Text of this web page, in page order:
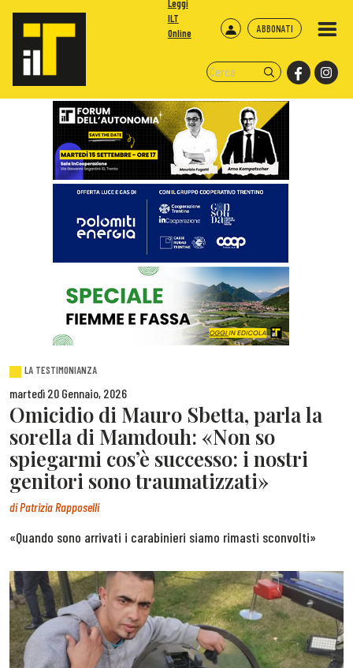
ABBONATI
Leggi
ILT
Online
LA TESTIMONIANZA
martedì 20 Gennaio, 2026
Omicidio di Mauro Sbetta, parla la
sorella di Mamdouh: «Non so
spiegarmi cos’è successo: i nostri
genitori sono traumatizzati»
diPatrizia Rapposelli
«Quando sono arrivati i carabinieri siamo rimasti sconvolti»